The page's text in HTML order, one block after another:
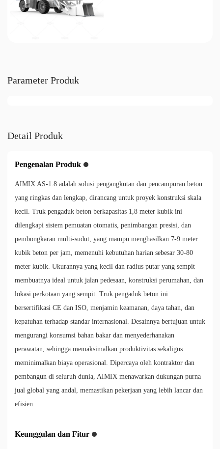
Parameter Produk
Detail Produk
Pengenalan Produk
AIMIX AS-1.8 adalah solusi pengangkutan dan pencampuran beton
yang ringkas dan lengkap, dirancang untuk proyek konstruksi skala
kecil. Truk pengaduk beton berkapasitas 1,8 meter kubik ini
dilengkapi sistem pemuatan otomatis, penimbangan presisi, dan
pembongkaran multi-sudut, yang mampu menghasilkan 7-9 meter
kubik beton per jam, memenuhi kebutuhan harian sebesar 30-80
meter kubik. Ukurannya yang kecil dan radius putar yang sempit
membuatnya ideal untuk jalan pedesaan, konstruksi perumahan, dan
lokasi perkotaan yang sempit. Truk pengaduk beton ini
bersertifikasi CE dan ISO, menjamin keamanan, daya tahan, dan
kepatuhan terhadap standar internasional. Desainnya bertujuan untuk
mengurangi konsumsi bahan bakar dan menyederhanakan
perawatan, sehingga memaksimalkan produktivitas sekaligus
meminimalkan biaya operasional. Dipercaya oleh kontraktor dan
pembangun di seluruh dunia, AIMIX menawarkan dukungan purna
jual global yang andal, memastikan pekerjaan yang lebih lancar dan
efisien.
Keunggulan dan Fitur